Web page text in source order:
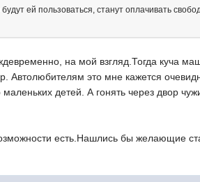
ей пользоваться, станут оплачивать
на мой взгляд.Тогда куча
Автолюбителям это мне кажется
детей. А гонять через двор
есть.Нашлись бы желающие